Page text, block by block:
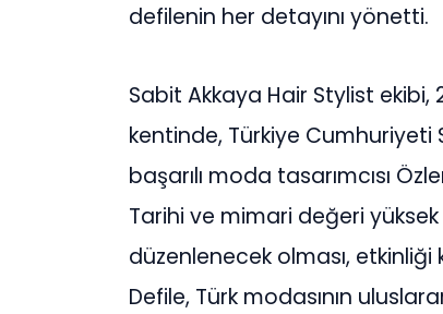
defilenin her detayını yönetti.
Sabit Akkaya Hair Stylist ekibi,
kentinde, Türkiye Cumhuriyeti
başarılı moda tasarımcısı
Tarihi ve mimari değeri
düzenlenecek olması, etkinliği
Defile, Türk modasının